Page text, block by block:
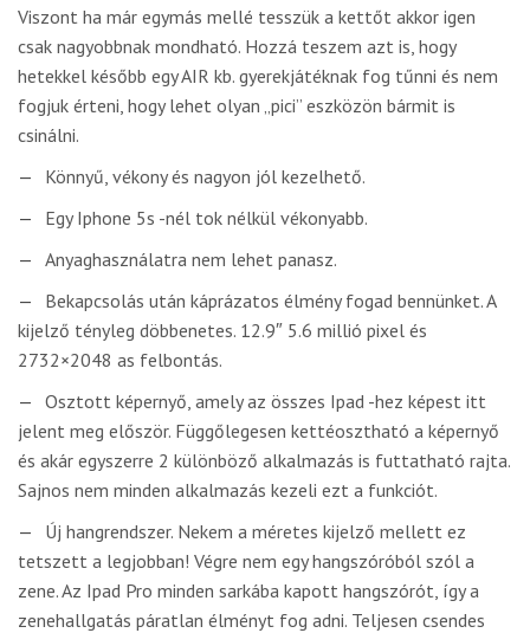
Viszont ha már egymás mellé tesszük a kettőt akkor igen
csak nagyobbnak mondható. Hozzá teszem azt is, hogy
hetekkel később egy AIR kb. gyerekjátéknak fog tűnni és nem
fogjuk érteni, hogy lehet olyan „pici” eszközön bármit is
csinálni.
Könnyű, vékony és nagyon jól kezelhető.
Egy Iphone 5s -nél tok nélkül vékonyabb.
Anyaghasználatra nem lehet panasz.
Bekapcsolás után káprázatos élmény fogad bennünket. A
kijelző tényleg döbbenetes. 12.9″ 5.6 millió pixel és
2732×2048 as felbontás.
Osztott képernyő, amely az összes Ipad -hez képest itt
jelent meg először. Függőlegesen kettéosztható a képernyő
és akár egyszerre 2 különböző alkalmazás is futtatható rajta.
Sajnos nem minden alkalmazás kezeli ezt a funkciót.
Új hangrendszer. Nekem a méretes kijelző mellett ez
tetszett a legjobban! Végre nem egy hangszóróból szól a
zene. Az Ipad Pro minden sarkába kapott hangszórót, így a
zenehallgatás páratlan élményt fog adni. Teljesen csendes